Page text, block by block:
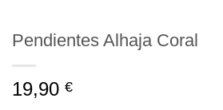
Pendientes Alhaja Coral
19,90 €